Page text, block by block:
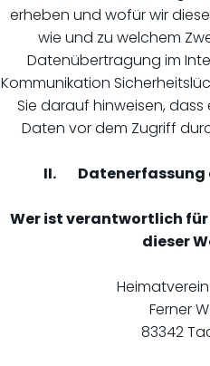
erheben und wofür wir
wie und zu welchem
Datenübertragung im
Kommunikation
Sie darauf hinweisen,
Daten vor dem Zugriff
II. Datenerfassung
Wer ist verantwortlich
dieser
Ferner
83342